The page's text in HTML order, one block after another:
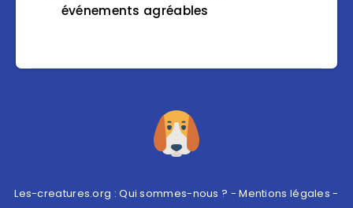
événements agréables
Les-creatures.org :Qui sommes-nous ? -Mentions légales -